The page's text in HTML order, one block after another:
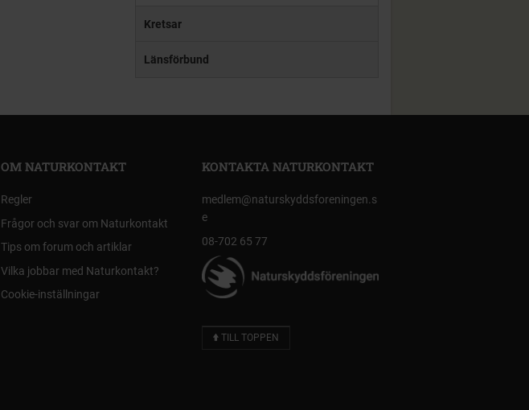
Kretsar
Länsförbund
OM NATURKONTAKT
Regler
Frågor och svar om Naturkontakt
Tips om forum och artiklar
Vilka jobbar med Naturkontakt?
Cookie-inställningar
KONTAKTA NATURKONTAKT
medlem@naturskyddsforeningen.s
e
08-702 65 77
TILL TOPPEN